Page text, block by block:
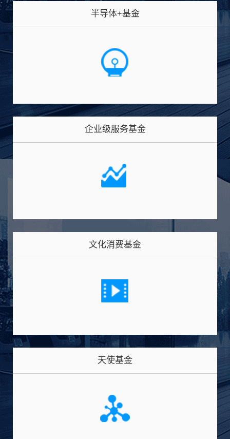
半导体+基金
企业级服务基金
文化消费基金
天使基金